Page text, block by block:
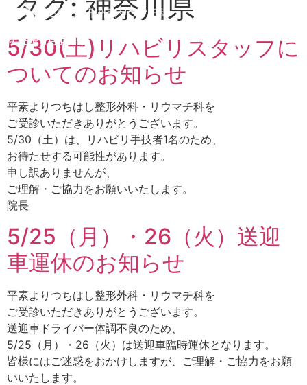
労災•自賠責指定病院
タグ: 神奈川県
5/30(土)リハビリスタッフに
ついてのお知らせ
平素よりつちはし整形外科・リウマチ科を
ご受診いただきありがとうございます。
5/30（土）は、リハビリ手技者1名のため、
お待たせする可能性があります。
申し訳ありませんが、
ご理解・ご協力をお願いいたします。
院長
5/25（月）・26（火）送迎
車運休のお知らせ
平素よりつちはし整形外科・リウマチ科を
ご受診いただきありがとうございます。
送迎車ドライバー体調不良のため、
5/25（月）・26（火）は送迎車臨時運休となります。
皆様にはご迷惑をおかけしますが、ご理解・ご協力をお願
いいたします。